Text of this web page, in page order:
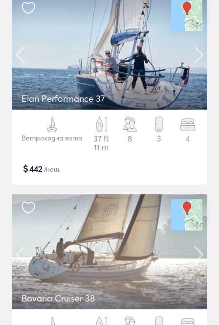
Elan Performance 37
Ветроходна яхта
37 ft
11 m
8 3 4
$442/нощ
Bavaria Cruiser 38